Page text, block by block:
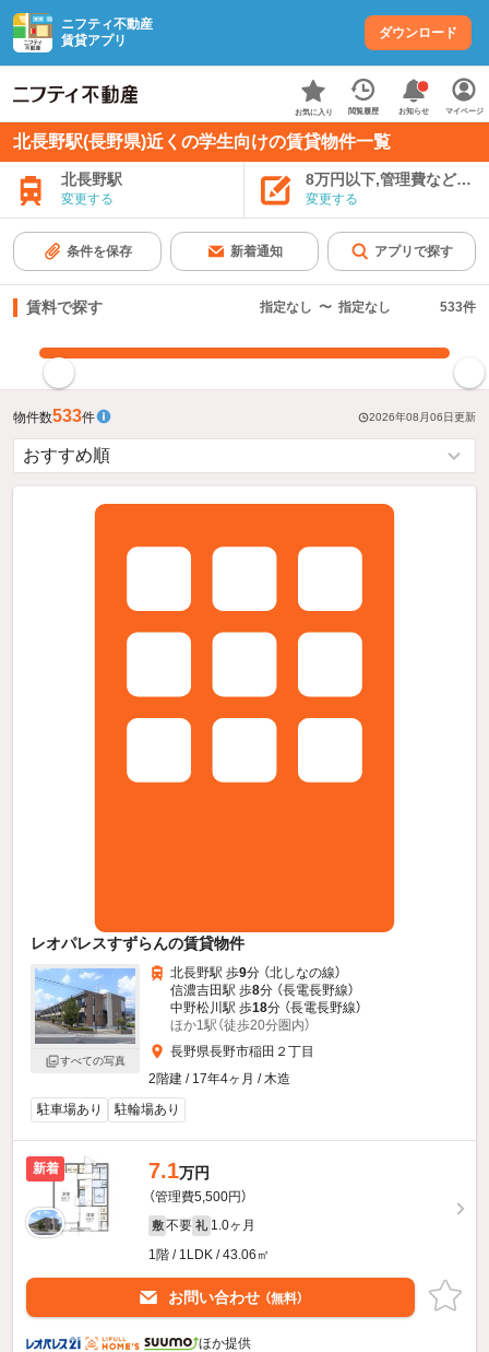
ニフティ不動産
賃貸アプリ
ダウンロード
お気に入り 閲覧履歴 お知らせ マイページ
北長野駅(長野県)近くの学生向けの賃貸物件一覧
北長野駅
変更する
8万円以下,管理費など込み
変更する
条件を保存 新着通知 アプリで探す
賃料で探す 指定なし 〜 指定なし 533件
物件数533件 2026年08月06日更新
レオパレスすずらんの賃貸物件
すべての写真
北長野駅 歩9分 （北しなの線）
信濃吉田駅 歩8分 （長電長野線）
中野松川駅 歩18分 （長電長野線）
ほか1駅（徒歩20分圏内）
長野県長野市稲田２丁目
2階建 / 17年4ヶ月 / 木造
駐車場あり
駐輪場あり
新着 7.1万円
（管理費5,500円）
敷 不要 礼 1.0ヶ月
1階 / 1LDK / 43.06㎡
お問い合わせ （無料）
ほか提供